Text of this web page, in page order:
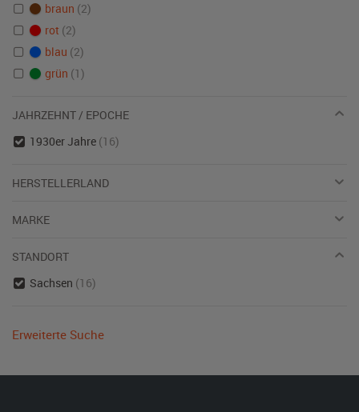
braun (2)
rot (2)
blau (2)
grün (1)
JAHRZEHNT / EPOCHE
1930er Jahre (16)
HERSTELLERLAND
MARKE
STANDORT
Sachsen (16)
Erweiterte Suche